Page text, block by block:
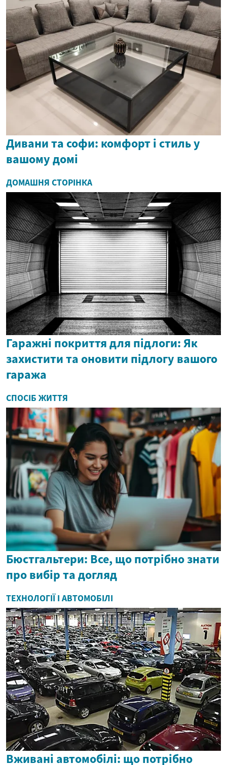
Дивани та софи: комфорт і стиль у
вашому домі
ДОМАШНЯ СТОРІНКА
Гаражні покриття для підлоги: Як
захистити та оновити підлогу вашого
гаража
СПОСІБ ЖИТТЯ
Бюстгальтери: Все, що потрібно знати
про вибір та догляд
ТЕХНОЛОГІЇ І АВТОМОБІЛІ
Вживані автомобілі: що потрібно